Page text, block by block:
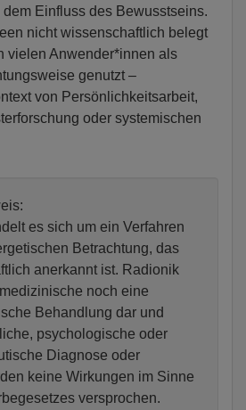
Einfluss des Bewusstseins.
nicht wissenschaftlich belegt
vielen Anwender*innen als
genutzt –
von Persönlichkeitsarbeit,
oder systemischen
es sich um ein Verfahren
Betrachtung, das
anerkannt ist. Radionik
noch eine
Behandlung dar und
psychologische oder
Diagnose oder
keine Wirkungen im Sinne
versprochen.